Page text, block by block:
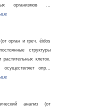
организмов …
орган и греч. éidos
структуры
растительных клеток.
осуществляет опр…
анализ (от